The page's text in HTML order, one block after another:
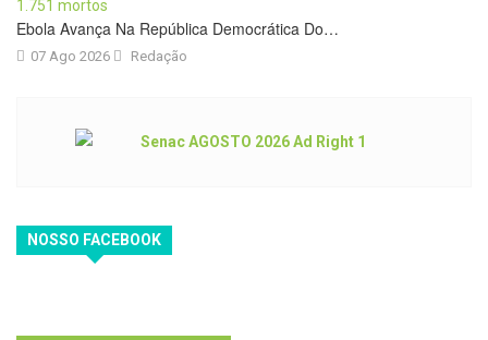
Ebola Avança Na República Democrática Do…
07 Ago 2026 Redação
NOSSO FACEBOOK